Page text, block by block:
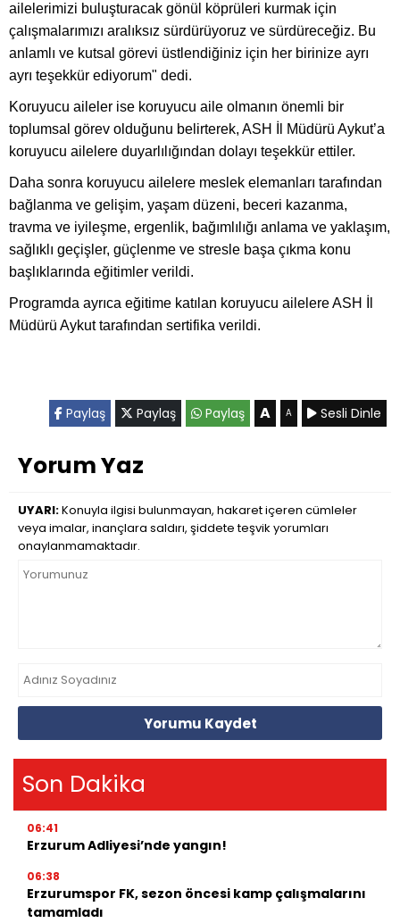
ailelerimizi buluşturacak gönül köprüleri kurmak için
çalışmalarımızı aralıksız sürdürüyoruz ve sürdüreceğiz. Bu
anlamlı ve kutsal görevi üstlendiğiniz için her birinize ayrı
ayrı teşekkür ediyorum" dedi.
Koruyucu aileler ise koruyucu aile olmanın önemli bir
toplumsal görev olduğunu belirterek, ASH İl Müdürü Aykut’a
koruyucu ailelere duyarlılığından dolayı teşekkür ettiler.
Daha sonra koruyucu ailelere meslek elemanları tarafından
bağlanma ve gelişim, yaşam düzeni, beceri kazanma,
travma ve iyileşme, ergenlik, bağımlılığı anlama ve yaklaşım,
sağlıklı geçişler, güçlenme ve stresle başa çıkma konu
başlıklarında eğitimler verildi.
Programda ayrıca eğitime katılan koruyucu ailelere ASH İl
Müdürü Aykut tarafından sertifika verildi.
Paylaş Paylaş Paylaş A A Sesli Dinle
Yorum Yaz
UYARI:Konuyla ilgisi bulunmayan, hakaret içeren cümleler
veya imalar, inançlara saldırı, şiddete teşvik yorumları
onaylanmamaktadır.
Yorumu Kaydet
Son Dakika
06:41
Erzurum Adliyesi’nde yangın!
06:38
Erzurumspor FK, sezon öncesi kamp çalışmalarını
tamamladı